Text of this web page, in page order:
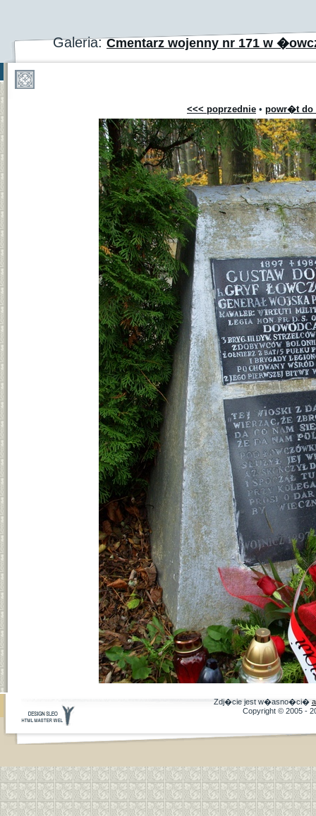
Galeria:Cmentarz wojenny nr 171 w
<<< poprzednie • powr�t do
Zdj�cie jest w�asno�ci�
Copyright © 2005 -